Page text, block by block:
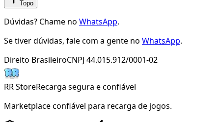
Topo
Dúvidas? Chame no WhatsApp.
Se tiver dúvidas, fale com a gente no WhatsApp.
Direito BrasileiroCNPJ 44.015.912/0001-02
RR StoreRecarga segura e confiável
Marketplace confiável para recarga de jogos.